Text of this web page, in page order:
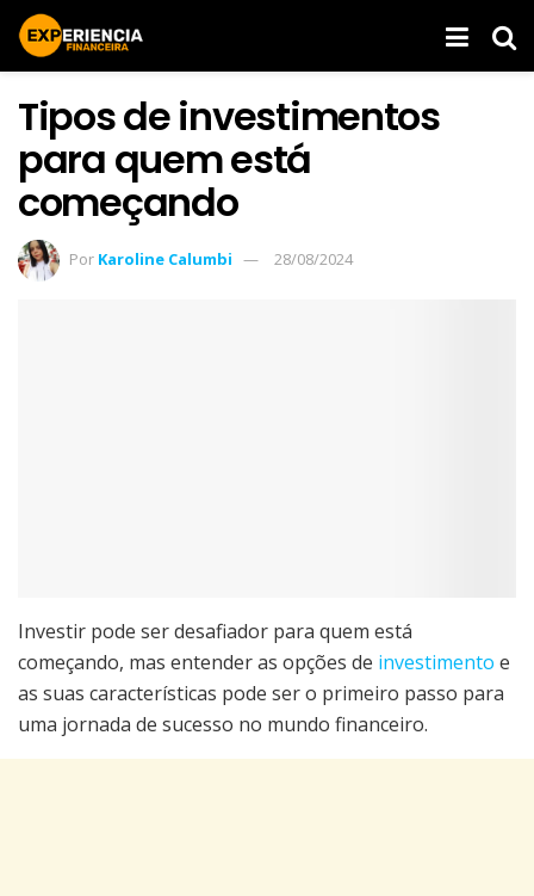
Tipos de investimentos
para quem está
começando
Por Karoline Calumbi 28/08/2024
Investir pode ser desafiador para quem está
começando, mas entender as opções de investimento e
as suas características pode ser o primeiro passo para
uma jornada de sucesso no mundo financeiro.